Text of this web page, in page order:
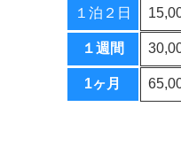
１泊２日
１週間
1ヶ月